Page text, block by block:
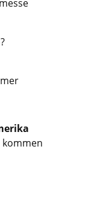
kommen